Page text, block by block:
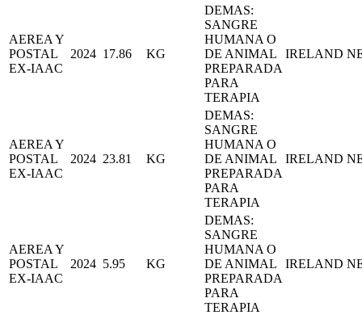
AEREA Y
POSTAL
EX-IAAC
2024 17.86 KG
DEMAS:
SANGRE
HUMANA O
DE ANIMAL
PREPARADA
PARA
TERAPIA
IRELAND
AEREA Y
POSTAL
EX-IAAC
2024 23.81 KG
DEMAS:
SANGRE
HUMANA O
DE ANIMAL
PREPARADA
PARA
TERAPIA
IRELAND
AEREA Y
POSTAL
EX-IAAC
2024 5.95 KG
DEMAS:
SANGRE
HUMANA O
DE ANIMAL
PREPARADA
PARA
TERAPIA
IRELAND